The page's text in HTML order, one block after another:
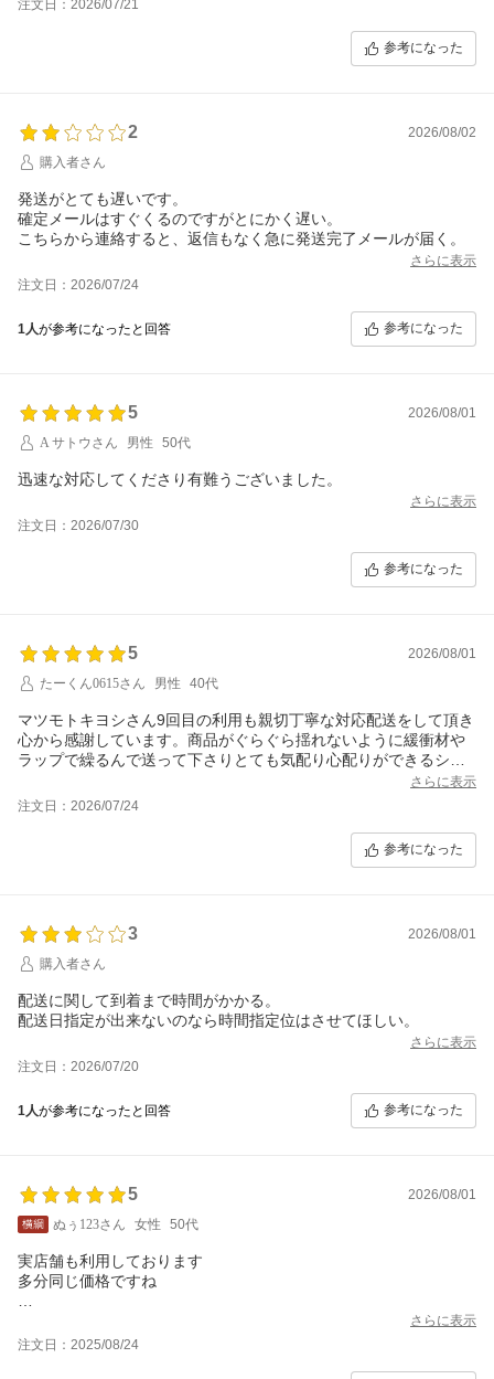
注文日：2026/07/21
参考になった
2
2026/08/02
購入者さん
発送がとても遅いです。
確定メールはすぐくるのですがとにかく遅い。
さらに表示
注文日：2026/07/24
1人が参考になったと回答 参考になった
5
2026/08/01
A サトウさん
男性 50代
迅速な対応してくださり有難うございました。
さらに表示
注文日：2026/07/30
参考になった
5
2026/08/01
たーくん0615さん
男性 40代
マツモトキヨシさん9回目の利用も親切丁寧な対応配送をして頂き
心から感謝しています。商品がぐらぐら揺れないように緩衝材や
ラップで繰るんで送って下さりとても気配り心配りができるショ
ップさんです。すぐにとはいきませんがまた利用したいと思うの
でその際はどうぞよろしくお願い致します。今回もありがとうご
さらに表示
注文日：2026/07/24
参考になった
3
2026/08/01
購入者さん
配送に関して到着まで時間がかかる。
配送日指定が出来ないのなら時間指定位はさせてほしい。
さらに表示
注文日：2026/07/20
1人が参考になったと回答 参考になった
5
2026/08/01
ぬぅ123さん
女性 50代
実店舗も利用しております
多分同じ価格ですね
(o^_^o)
さらに表示
注文日：2025/08/24